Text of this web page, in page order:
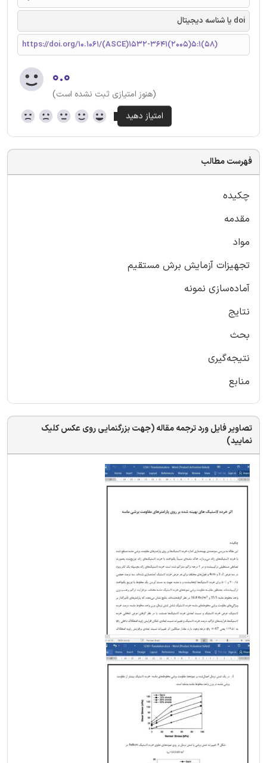
doi یا شناسه دیجیتال
https://doi.org/10.1061/(ASCE)1532-3641(2005)5:1(58)
۰.۰
(هنوز امتیازی ثبت نشده است)
فهرست مطالب
چکیده
مقدمه
مواد
تجهیزات آزمایش برش مستقیم
آماده‌سازی نمونه
نتایج
بحث
نتیجه‌گیری
منابع
تصاویر فایل ورد ترجمه مقاله (جهت بزرگنمایی روی عکس کلیک
نمایید)